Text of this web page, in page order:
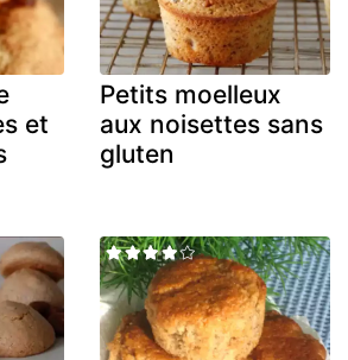
et
Petits moelleux
aux noisettes sans
gluten